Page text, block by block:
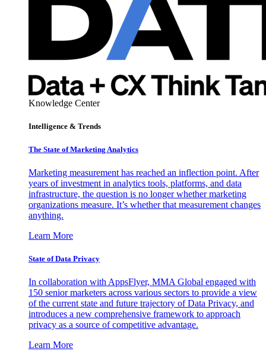
Knowledge Center
Intelligence & Trends
The State of Marketing Analytics
Marketing measurement has reached an inflection point. After
years of investment in analytics tools, platforms, and data
infrastructure, the question is no longer whether marketing
organizations measure. It’s whether that measurement changes
anything.
Learn More
State of Data Privacy
In collaboration with AppsFlyer, MMA Global engaged with
150 senior marketers across various sectors to provide a view
of the current state and future trajectory of Data Privacy, and
introduces a new comprehensive framework to approach
privacy as a source of competitive advantage.
Learn More